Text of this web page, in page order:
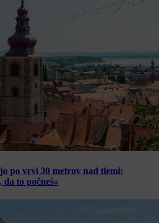
po vrvi 30 metrov nad tlemi:
to počneš«